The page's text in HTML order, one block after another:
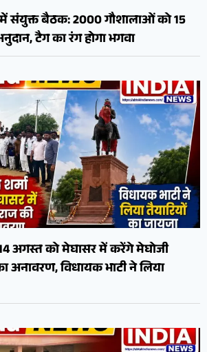
संयुक्त बैठक: 2000 गौशालाओं को 15
टैग का रंग होगा भगवा
अगस्त को मेघासर में करेंगे मेघोजी
अनावरण, विधायक भाटी ने लिया